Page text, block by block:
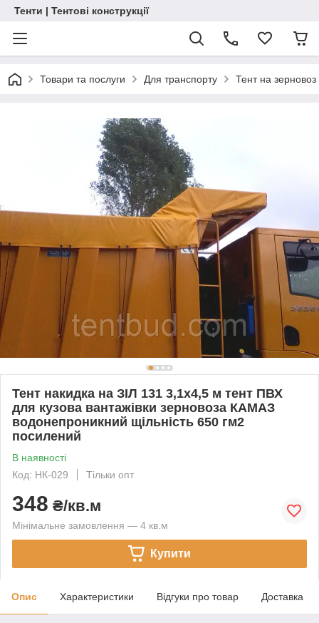
Тенти | Тентові конструкції
Товари та послуги Для транспорту Тент на зерновоз
Тент накидка на ЗІЛ 131 3,1х4,5 м тент ПВХ
для кузова вантажівки зерновоза КАМАЗ
водонепроникний щільність 650 гм2
посилений
В наявності
Код: НК-029
Тільки опт
348 ₴/кв.м
Мінімальне замовлення — 4 кв.м
Купити
Опис Характеристики Відгуки про товар Доставка